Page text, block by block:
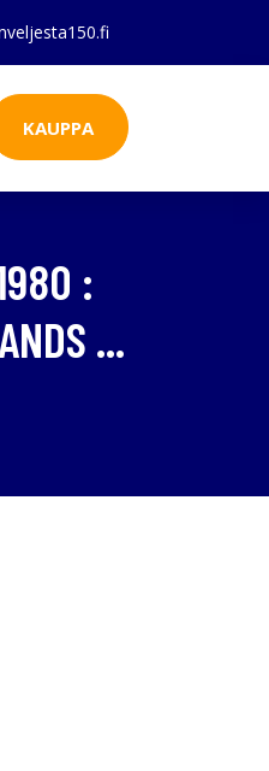
KAUPPA
:
...